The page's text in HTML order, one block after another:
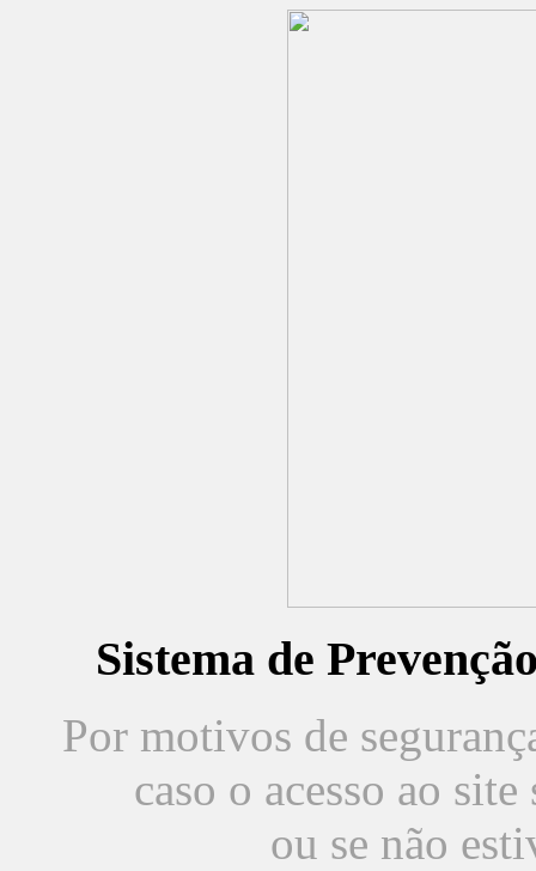
Sistema de
Por motivos de
caso o acesso ao
ou se não